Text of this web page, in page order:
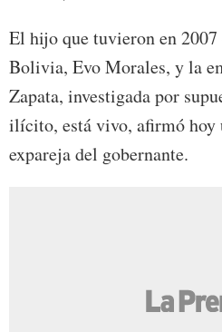
El hijo que tuvieron en
Bolivia, Evo Morales, y la
Zapata, investigada por
ilícito, está vivo, afirmó
expareja del gobernante.